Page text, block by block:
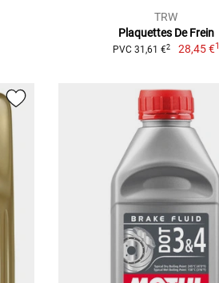
TRW
Plaquettes De Frein
PVC 31,61 €2 28,45 €1